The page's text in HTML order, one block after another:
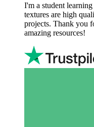
I'm a student
textures are high
projects. Thank you
amazing resources!